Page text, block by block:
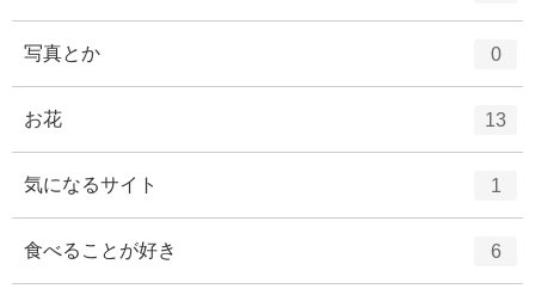
ト
写真とかエ
数
0
件
お花エ
ト
数
13
件
気になるサイト
ト
1
食べることが好き 6